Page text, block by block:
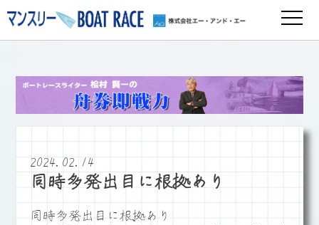
2024.02.14
同時多発出目に根拠あり
同時多発出目に根拠あり